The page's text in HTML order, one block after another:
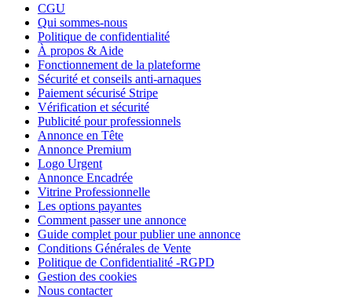
CGU
Qui sommes-nous
Politique de confidentialité
À propos & Aide
Fonctionnement de la plateforme
Sécurité et conseils anti-arnaques
Paiement sécurisé Stripe
Vérification et sécurité
Publicité pour professionnels
Annonce en Tête
Annonce Premium
Logo Urgent
Annonce Encadrée
Vitrine Professionnelle
Les options payantes
Comment passer une annonce
Guide complet pour publier une annonce
Conditions Générales de Vente
Politique de Confidentialité -RGPD
Gestion des cookies
Nous contacter